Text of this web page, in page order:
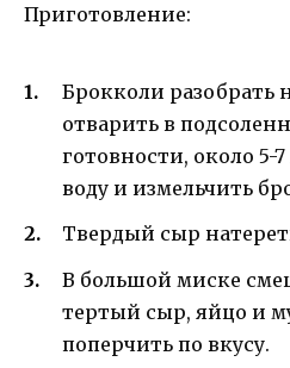
Приготовление:
Брокколи разобрать
отварить в
готовности, около 5-
воду и измельчить
Твердый сыр
В большой миске
тертый сыр, яйцо и
поперчить по вкусу.